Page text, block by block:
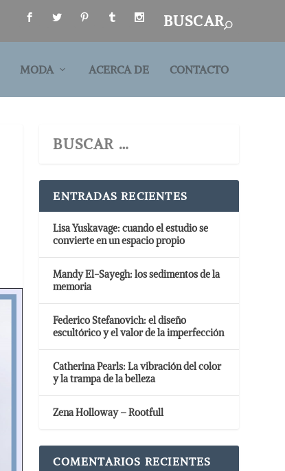
MODA ACERCA DE CONTACTO
ENTRADAS RECIENTES
Lisa Yuskavage: cuando el estudio se
convierte en un espacio propio
Mandy El-Sayegh: los sedimentos de la
memoria
Federico Stefanovich: el diseño
escultórico y el valor de la imperfección
Catherina Pearls: La vibración del color
y la trampa de la belleza
Zena Holloway – Rootfull
COMENTARIOS RECIENTES